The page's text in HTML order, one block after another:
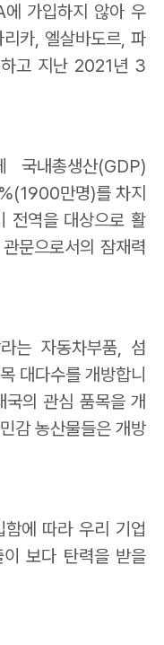
에 가입하지 않아 우
리카, 엘살바도르, 파
고 지난 2021년 3
국내총생산(GDP)
만명)를 차지
전역을 대상으로 활
문으로서의 잠재력
는 자동차부품, 섬
대다수를 개방합니
국의 관심 품목을 개
감 농산물들은 개방
함에 따라 우리 기업
보다 탄력을 받을